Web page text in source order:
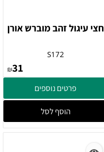
חצי עיגול זהב מוברש אורן
S172
₪31
פרטים נוספים
הוסף לסל